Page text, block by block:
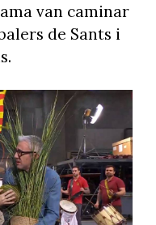
van caminar
de Sants i